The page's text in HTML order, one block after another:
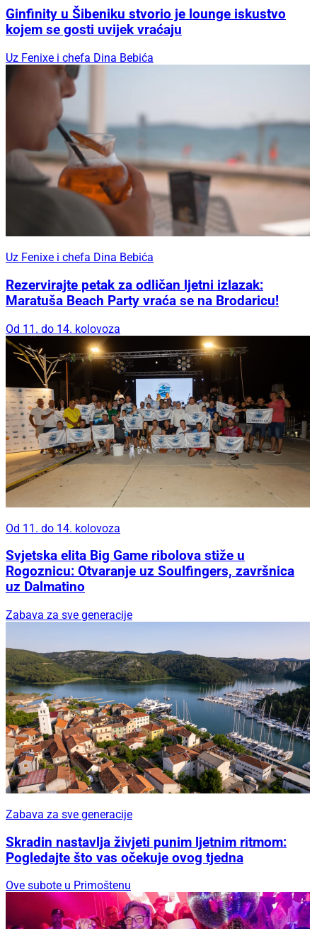
Ginfinity u Šibeniku stvorio je lounge iskustvo
kojem se gosti uvijek vraćaju
Uz Fenixe i chefa Dina Bebića
Uz Fenixe i chefa Dina Bebića
Rezervirajte petak za odličan ljetni izlazak:
Maratuša Beach Party vraća se na Brodaricu!
Od 11. do 14. kolovoza
Od 11. do 14. kolovoza
Svjetska elita Big Game ribolova stiže u
Rogoznicu: Otvaranje uz Soulfingers, završnica
uz Dalmatino
Zabava za sve generacije
Zabava za sve generacije
Skradin nastavlja živjeti punim ljetnim ritmom:
Pogledajte što vas očekuje ovog tjedna
Ove subote u Primoštenu